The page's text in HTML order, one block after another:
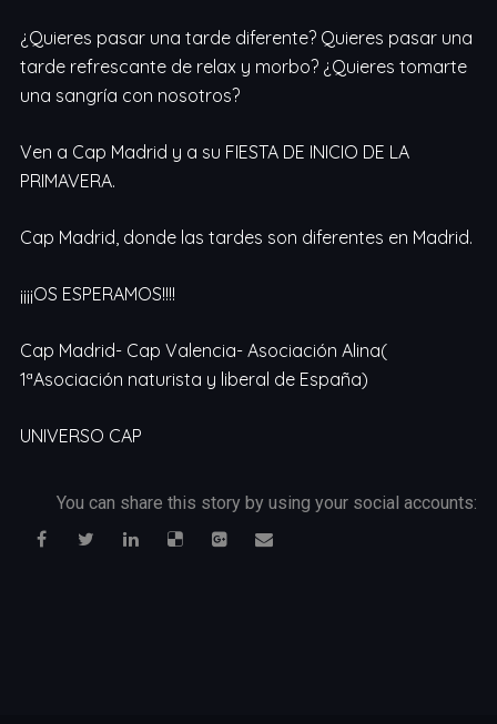
¿Quieres pasar una tarde diferente? Quieres pasar una
tarde refrescante de relax y morbo? ¿Quieres tomarte
una sangría con nosotros?
Ven a Cap Madrid y a su FIESTA DE INICIO DE LA
PRIMAVERA.
Cap Madrid, donde las tardes son diferentes en Madrid.
¡¡¡¡OS ESPERAMOS!!!!
Cap Madrid- Cap Valencia- Asociación Alina(
1ªAsociación naturista y liberal de España)
UNIVERSO CAP
You can share this story by using your social accounts: